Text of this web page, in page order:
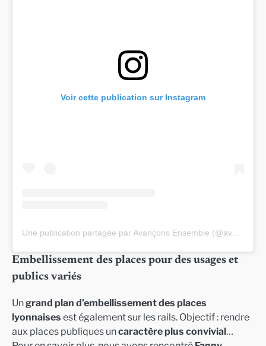
Voir cette publication sur Instagram
Une publication partagée par Avançons Ensemble (@avancons_ensemble2026)
Embellissement des places pour des usages et
publics variés
Ungrand plan d’embellissement des places
lyonnaises est également sur les rails. Objectif : rendre
aux places publiques uncaractère plus convivial…